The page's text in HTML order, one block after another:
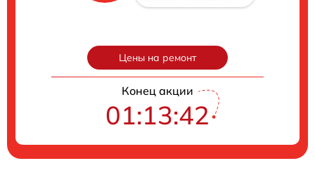
Цены на ремонт
Конец акции
01:13:41